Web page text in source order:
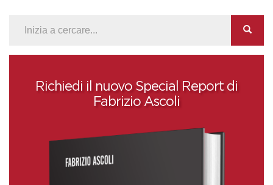
Richiedi il nuovo Special Report di
Fabrizio Ascoli